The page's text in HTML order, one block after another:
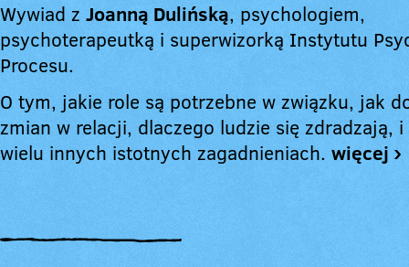
Wywiad z Joanną Dulińską, psychologiem,
psychoterapeutką i superwizorką Instytutu
Procesu.
O tym, jakie role są potrzebne w związku, jak
zmian w relacji, dlaczego ludzie się zdradzają,
wielu innych istotnych zagadnieniach. więcej ›